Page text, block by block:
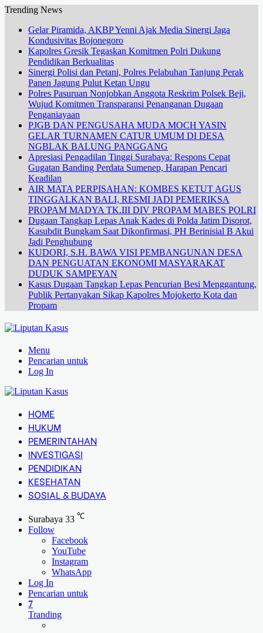
Trending News
Gelar Piramida, AKBP Yenni Ajak Media Sinergi Jaga
Kondusivitas Bojonegoro
Kapolres Gresik Tegaskan Komitmen Polri Dukung
Pendidikan Berkualitas
Sinergi Polisi dan Petani, Polres Pelabuhan Tanjung Perak
Panen Jagung Pulut Ketan Ungu
Polres Pasuruan Nonjobkan Anggota Reskrim Polsek Beji,
Wujud Komitmen Transparansi Penanganan Dugaan
Penganiayaan
PJGB DAN PENGUSAHA MUDA MOCH YASIN
GELAR TURNAMEN CATUR UMUM DI DESA
NGBLAK BALUNG PANGGANG
Apresiasi Pengadilan Tinggi Surabaya: Respons Cepat
Gugatan Banding Perdata Sumenep, Harapan Pencari
Keadilan
AIR MATA PERPISAHAN: KOMBES KETUT AGUS
TINGGALKAN BALI, RESMI JADI PEMERIKSA
PROPAM MADYA TK.III DIV PROPAM MABES POLRI
Dugaan Tangkap Lepas Anak Kades di Polda Jatim Disorot,
Kasubdit Bungkam Saat Dikonfirmasi, PH Berinisial B Akui
Jadi Penghubung
KUDORI, S.H. BAWA VISI PEMBANGUNAN DESA
DAN PENGUATAN EKONOMI MASYARAKAT
DUDUK SAMPEYAN
Kasus Dugaan Tangkap Lepas Pencurian Besi Menggantung,
Publik Pertanyakan Sikap Kapolres Mojokerto Kota dan
Propam
Menu
Pencarian untuk
Log In
HOME
HUKUM
PEMERINTAHAN
INVESTIGASI
PENDIDIKAN
KESEHATAN
SOSIAL & BUDAYA
Surabaya 33 ℃
Follow
Facebook
YouTube
Instagram
WhatsApp
Log In
Pencarian untuk
7
Tranding